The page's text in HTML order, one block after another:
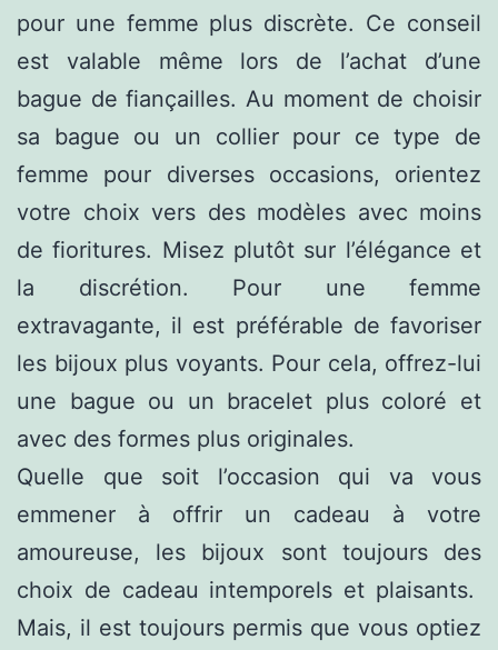
pour une femme plus discrète. Ce conseil
est valable même lors de l’achat d’une
bague de fiançailles. Au moment de choisir
sa bague ou un collier pour ce type de
femme pour diverses occasions, orientez
votre choix vers des modèles avec moins
de fioritures. Misez plutôt sur l’élégance et
la discrétion. Pour une femme
extravagante, il est préférable de favoriser
les bijoux plus voyants. Pour cela, offrez-lui
une bague ou un bracelet plus coloré et
avec des formes plus originales.
Quelle que soit l’occasion qui va vous
emmener à offrir un cadeau à votre
amoureuse, les bijoux sont toujours des
choix de cadeau intemporels et plaisants.
Mais, il est toujours permis que vous optiez